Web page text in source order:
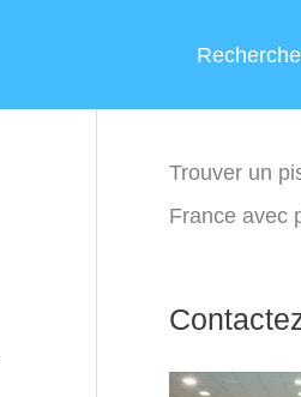
Trouver un
France avec